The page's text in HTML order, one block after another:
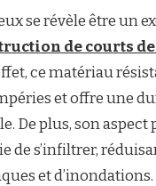
se révèle être un
de courts
ce matériau
et offre une
De plus, son
de s’infiltrer,
et d’inondations.